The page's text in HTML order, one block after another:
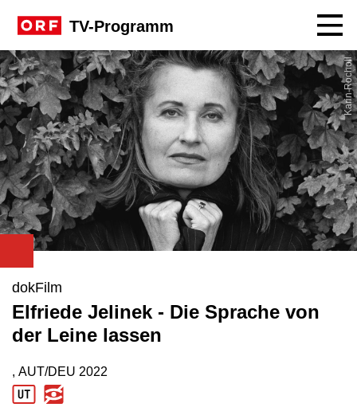
TV-Programm
Karin Rocholl
dokFilm
Elfriede Jelinek - Die Sprache von
der Leine lassen
Produktionsland: AUT/DEU
, AUT/DEU
Produktionsjahr: 2022
2022